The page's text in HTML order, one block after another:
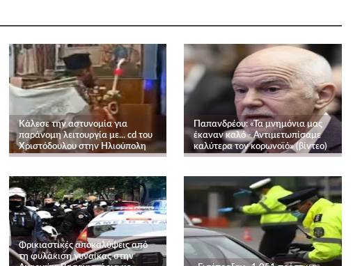
Κάλεσε την αστυνομία για
παράνομη λειτουργία με... cd του
Χριστόδουλου στην Ηλιούπολη
Παπανδρέου: «Τα μνημόνια μας
έκαναν καλό - Αντιμετωπίσαμε
καλύτερα τον κορωνοϊό» (βίντεο)
Φρικιαστικές αποκαλύψεις από
τη φυλάκιση γυναίκας στην